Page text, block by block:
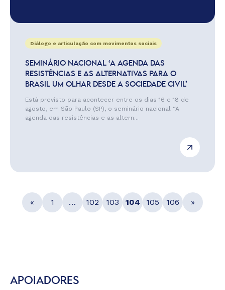
Diálogo e articulação com movimentos sociais
SEMINÁRIO NACIONAL ‘A AGENDA DAS
RESISTÊNCIAS E AS ALTERNATIVAS PARA O
BRASIL UM OLHAR DESDE A SOCIEDADE CIVIL’
Está previsto para acontecer entre os dias 16 e 18 de
agosto, em São Paulo (SP), o seminário nacional “A
agenda das resistências e as altern...
« 1 … 102 103 104 105 106 »
APOIADORES